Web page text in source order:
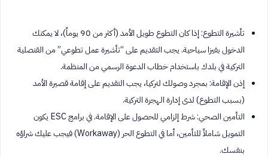
تأشيرة التطوع: إذا كان التطوع طويل الأمد (أكثر من 90 يوماً)، لا يمكنك
الدخول بفيزا سياحية. يجب التقديم على “تأشيرة عمل تطوعي” من القنصلية
التركية في بلدك باستخدام خطاب الدعوة الرسمي من المنظمة.
إذن الإقامة: بمجرد وصولك لتركيا، يجب التقديم على إقامة قصيرة الأمد
(بسبب التطوع) لدى إدارة الهجرة التركية.
التأمين الصحي: شرط إلزامي للحصول على الإقامة. في برامج ESC يكون
التمويل شاملاً للتأمين، أما في التطوع الحر (Workaway) فيجب عليك شراؤه
بنفسك.